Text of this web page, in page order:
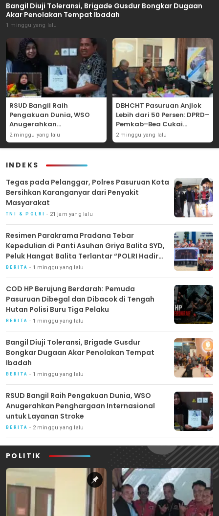
Bangil Diuji Toleransi, Brigade Gusdur Bongkar Dugaan
Akar Penolakan Tempat Ibadah
1 minggu yang lalu
RSUD Bangil Raih
Pengakuan Dunia, WSO
Anugerahkan
Penghargaan
Internasional untuk
2 minggu yang lalu
DBHCHT Pasuruan Anjlok
Lebih dari 50 Persen: DPRD–
Pemkab–Bea Cukai
Perkuat Perang Melawan
Peredaran Rokok Ilegal
2 minggu yang lalu
INDEKS
‎Tegas pada Pelanggar, Polres Pasuruan Kota
Bersihkan Karanganyar dari Penyakit
Masyarakat
TNI & POLRI 21 jam yang lalu
Resimen Parakrama Pradana Tebar
Kepedulian di Panti Asuhan Griya Balita SYD,
Peluk Hangat Balita Terlantar “POLRI Hadir
Dengan Hati”
BERITA 1 minggu yang lalu
COD HP Berujung Berdarah: Pemuda
Pasuruan Dibegal dan Dibacok di Tengah
Hutan Polisi Buru Tiga Pelaku
BERITA 1 minggu yang lalu
Bangil Diuji Toleransi, Brigade Gusdur
Bongkar Dugaan Akar Penolakan Tempat
Ibadah
BERITA 1 minggu yang lalu
RSUD Bangil Raih Pengakuan Dunia, WSO
Anugerahkan Penghargaan Internasional
untuk Layanan Stroke
BERITA 2 minggu yang lalu
POLITIK